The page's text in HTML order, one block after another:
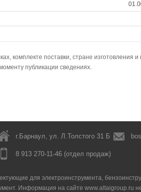
комплекте поставки, стране изготовления
публикации сведениях.
г.Барнаул, ул. Л.Толстого 31 Б
8 913 270-11-46 (отдел продаж)
для электроинструмента,
Информация на сайте www.altaigroup.ru